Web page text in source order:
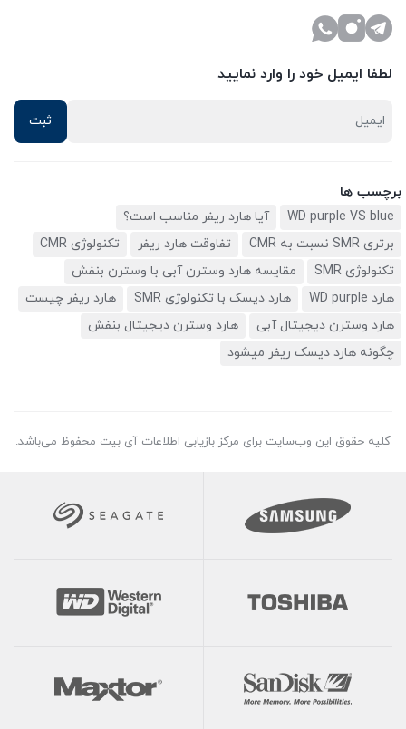
لطفا ایمیل خود را وارد نمایید
برچسب ها
WD purple VS blue
آیا هارد ریفر مناسب است؟
برتری SMR نسبت به CMR
تفاوقت هارد ریفر
تکنولوژی CMR
تکنولوژی SMR
مقایسه هارد وسترن آبی با وسترن بنفش
هارد WD purple
هارد دیسک با تکنولوژی SMR
هارد ریفر چیست
هارد وسترن دیجیتال آبی
هارد وسترن دیجیتال بنفش
چگونه هارد دیسک ریفر میشود
کلیه حقوق این وب‌سایت برای مرکز بازیابی اطلاعات آی بیت محفوظ می‌باشد.